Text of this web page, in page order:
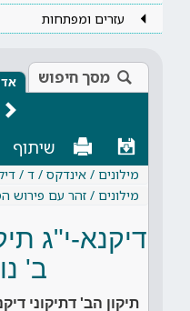
עזרים ומפתחות
מסך חיפוש
שיתוף
מילונים / אינדקס / ד /
מילונים / זהר עם
דיקנא-י"ג
ב'
תיקון הב' דתיקוני